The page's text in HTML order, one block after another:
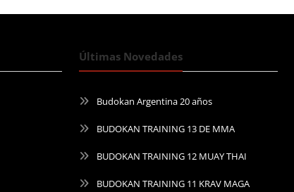
Últimas Novedades
Budokan Argentina 20 años
BUDOKAN TRAINING 13 DE MMA
BUDOKAN TRAINING 12 MUAY THAI
BUDOKAN TRAINING 11 KRAV MAGA